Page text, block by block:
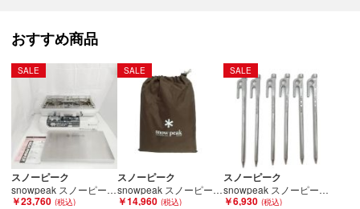
います。】
【備考/コメント】
スレ・汚れの使用感・ダメージがございます。
シートには土汚れ、砂利・砂汚れがございます。
テントに穴開きや破れ等大きく目立った傷・破損はございませ
ん。
焚き火臭がございます。
フレーム収納ケースに穴開き破れがございます（画像8枚目)
おすすめ商品
SALE
スノーピーク
snowpeak スノーピーク ギガパワーツーバーナー液出し GS-230 Bランク
￥23,760
SALE
スノーピーク
snowpeak スノーピーク インナールーム グランドシート TP-512IR Bランク
￥14,960
SALE
スノーピーク
snowpeak スノーピーク 廃盤品 ペグ シルバー 20cm 6本セット Bランク
￥6,930